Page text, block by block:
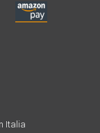
Italia